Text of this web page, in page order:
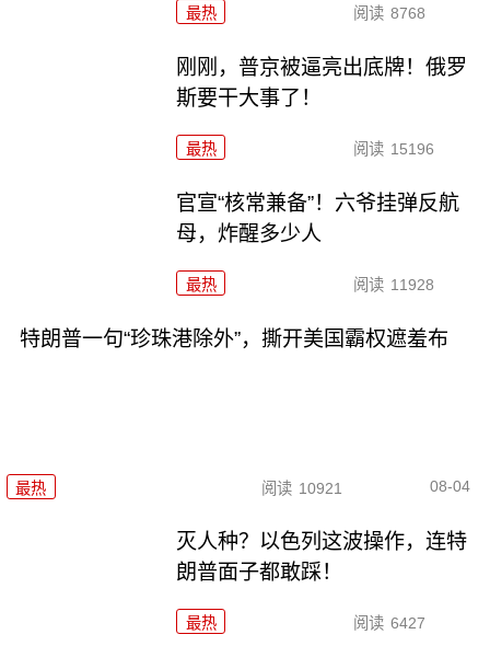
最热 阅读 8768
刚刚，普京被逼亮出底牌！俄罗
斯要干大事了！
最热 阅读 15196
官宣“核常兼备”！六爷挂弹反航
母，炸醒多少人
最热 阅读 11928
特朗普一句“珍珠港除外”，撕开美国霸权遮羞布
最热 阅读 10921 08-04
灭人种？以色列这波操作，连特
朗普面子都敢踩！
最热 阅读 6427